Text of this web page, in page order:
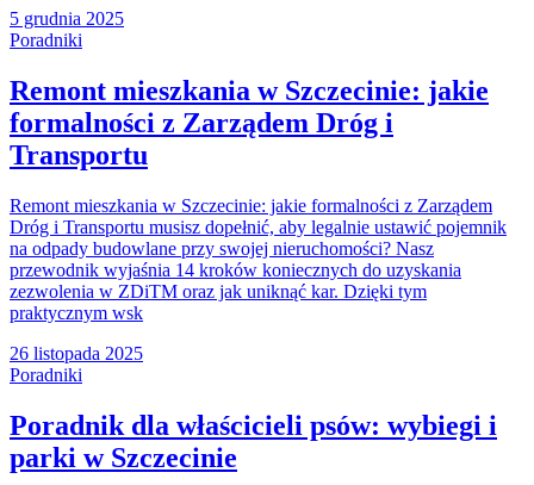
5 grudnia 2025
Poradniki
Remont mieszkania w Szczecinie: jakie
formalności z Zarządem Dróg i
Transportu
Remont mieszkania w Szczecinie: jakie formalności z Zarządem
Dróg i Transportu musisz dopełnić, aby legalnie ustawić pojemnik
na odpady budowlane przy swojej nieruchomości? Nasz
przewodnik wyjaśnia 14 kroków koniecznych do uzyskania
zezwolenia w ZDiTM oraz jak uniknąć kar. Dzięki tym
praktycznym wsk
26 listopada 2025
Poradniki
Poradnik dla właścicieli psów: wybiegi i
parki w Szczecinie